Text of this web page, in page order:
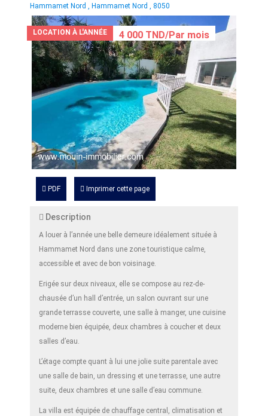
Hammamet Nord , Hammamet Nord , 8050
LOCATION À L'ANNÉE 4 000 TND/Par mois
PDF Imprimer cette page
Description
A louer à l’année une belle demeure idéalement située à
Hammamet Nord dans une zone touristique calme,
accessible et avec de bon voisinage.
Erigée sur deux niveaux, elle se compose au rez-de-
chausée d’un hall d’entrée, un salon ouvrant sur une
grande terrasse couverte, une salle à manger, une cuisine
moderne bien équipée, deux chambres à coucher et deux
salles d’eau.
L’étage compte quant à lui une jolie suite parentale avec
une salle de bain, un dressing et une terrasse, une autre
suite, deux chambres et une salle d’eau commune.
La villa est équipée de chauffage central, climatisation et